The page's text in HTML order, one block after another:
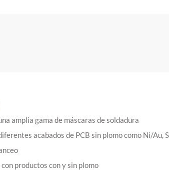
amplia gama de máscaras de soldadura
acabados de PCB sin plomo como Ni/Au,
productos con y sin plomo